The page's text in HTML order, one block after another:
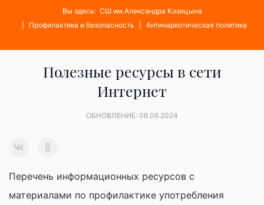
Вы здесь: СШ им.Александра Козицына
Профилактика и безопасность
Антинаркотическая политика
Полезные ресурсы в сети
Интернет
ОБНОВЛЕНИЕ: 06.06.2024
Перечень информационных ресурсов с
материалами по профилактике употребления